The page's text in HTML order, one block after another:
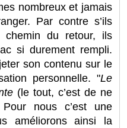
nombreux et jamais
Par contre s’ils
chemin du retour, ils
si durement rempli.
son contenu sur le
personnelle. "Le
(le tout, c’est de ne
nous c’est une
améliorons ainsi la